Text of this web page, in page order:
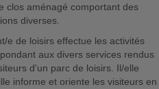
clos aménagé comportant des
diverses.
e de loisirs effectue les activités
aux divers services rendus
d'un parc de loisirs. Il/elle
informe et oriente les visiteurs en